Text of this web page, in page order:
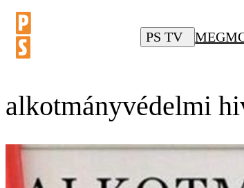
PS TV
alkotmányvédelmi